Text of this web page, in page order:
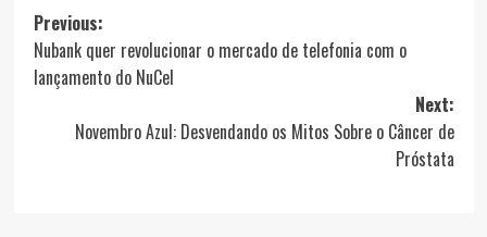
Post
navigation
Previous:
Nubank quer revolucionar o mercado de telefonia com o
lançamento do NuCel
Next:
Novembro Azul: Desvendando os Mitos Sobre o Câncer de
Próstata